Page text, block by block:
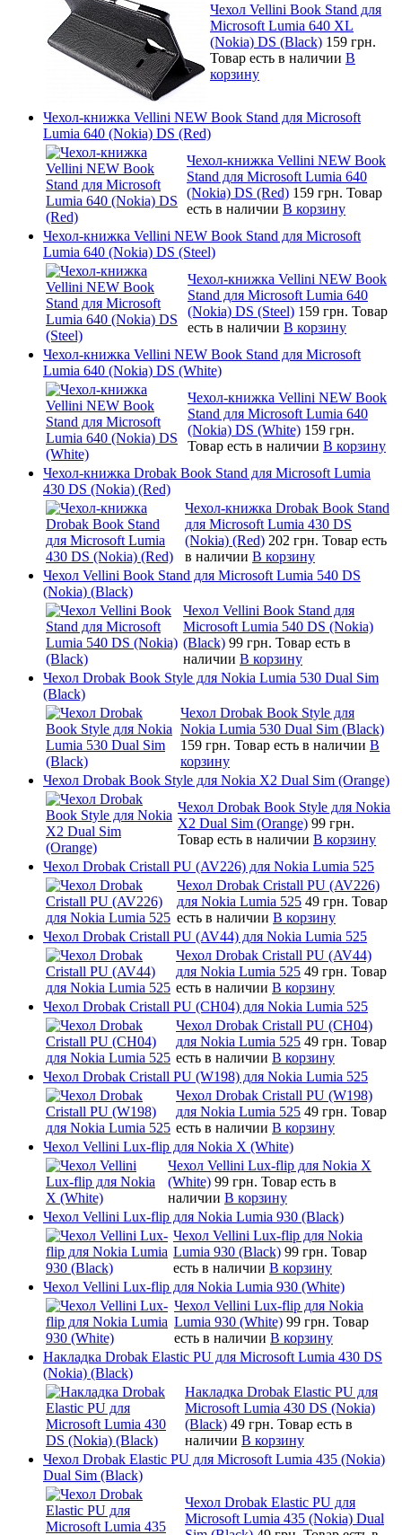
Чехол Vellini Book Stand для
Microsoft Lumia 640 XL
(Nokia) DS (Black) 159 грн.
Товар есть в наличии В
корзину
Чехол-книжка Vellini NEW Book Stand для Microsoft
Lumia 640 (Nokia) DS (Red)
Чехол-книжка Vellini NEW Book
Stand для Microsoft Lumia 640
(Nokia) DS (Red) 159 грн. Товар
есть в наличии В корзину
Чехол-книжка Vellini NEW Book Stand для Microsoft
Lumia 640 (Nokia) DS (Steel)
Чехол-книжка Vellini NEW Book
Stand для Microsoft Lumia 640
(Nokia) DS (Steel) 159 грн. Товар
есть в наличии В корзину
Чехол-книжка Vellini NEW Book Stand для Microsoft
Lumia 640 (Nokia) DS (White)
Чехол-книжка Vellini NEW Book
Stand для Microsoft Lumia 640
(Nokia) DS (White) 159 грн.
Товар есть в наличии В корзину
Чехол-книжка Drobak Book Stand для Microsoft Lumia
430 DS (Nokia) (Red)
Чехол-книжка Drobak Book Stand
для Microsoft Lumia 430 DS
(Nokia) (Red) 202 грн. Товар есть
в наличии В корзину
Чехол Vellini Book Stand для Microsoft Lumia 540 DS
(Nokia) (Black)
Чехол Vellini Book Stand для
Microsoft Lumia 540 DS (Nokia)
(Black) 99 грн. Товар есть в
наличии В корзину
Чехол Drobak Book Style для Nokia Lumia 530 Dual Sim
(Black)
Чехол Drobak Book Style для
Nokia Lumia 530 Dual Sim (Black)
159 грн. Товар есть в наличии В
корзину
Чехол Drobak Book Style для Nokia X2 Dual Sim (Orange)
Чехол Drobak Book Style для Nokia
X2 Dual Sim (Orange) 99 грн.
Товар есть в наличии В корзину
Чехол Drobak Cristall PU (AV226) для Nokia Lumia 525
Чехол Drobak Cristall PU (AV226)
для Nokia Lumia 525 49 грн. Товар
есть в наличии В корзину
Чехол Drobak Cristall PU (AV44) для Nokia Lumia 525
Чехол Drobak Cristall PU (AV44)
для Nokia Lumia 525 49 грн. Товар
есть в наличии В корзину
Чехол Drobak Cristall PU (CH04) для Nokia Lumia 525
Чехол Drobak Cristall PU (CH04)
для Nokia Lumia 525 49 грн. Товар
есть в наличии В корзину
Чехол Drobak Cristall PU (W198) для Nokia Lumia 525
Чехол Drobak Cristall PU (W198)
для Nokia Lumia 525 49 грн. Товар
есть в наличии В корзину
Чехол Vellini Lux-flip для Nokia X (White)
Чехол Vellini Lux-flip для Nokia X
(White) 99 грн. Товар есть в
наличии В корзину
Чехол Vellini Lux-flip для Nokia Lumia 930 (Black)
Чехол Vellini Lux-flip для Nokia
Lumia 930 (Black) 99 грн. Товар
есть в наличии В корзину
Чехол Vellini Lux-flip для Nokia Lumia 930 (White)
Чехол Vellini Lux-flip для Nokia
Lumia 930 (White) 99 грн. Товар
есть в наличии В корзину
Накладка Drobak Elastic PU для Microsoft Lumia 430 DS
(Nokia) (Black)
Накладка Drobak Elastic PU для
Microsoft Lumia 430 DS (Nokia)
(Black) 49 грн. Товар есть в
наличии В корзину
Чехол Drobak Elastic PU для Microsoft Lumia 435 (Nokia)
Dual Sim (Black)
Чехол Drobak Elastic PU для
Microsoft Lumia 435 (Nokia) Dual